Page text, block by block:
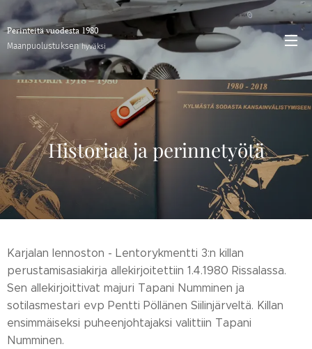
Perinteitä vuodesta 1980
Maanpuolustuksenhyväksi
Historiaa ja perinnetyötä
Karjalan lennoston - Lentorykmentti 3:n killan
perustamisasiakirja allekirjoitettiin 1.4.1980 Rissalassa.
Sen allekirjoittivat majuri Tapani Numminen ja
sotilasmestari evp Pentti Pöllänen Siilinjärveltä. Killan
ensimmäiseksi puheenjohtajaksi valittiin Tapani
Numminen.